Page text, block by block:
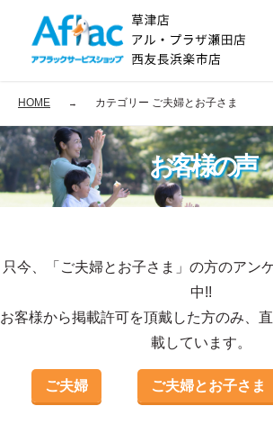
HOME カテゴリー ご夫婦とお子さま
お客様の声
只今、「ご夫婦とお子さま」の方のアン
中!!
お客様から掲載許可を頂戴した方のみ、
載しています。
ご夫婦 ご夫婦とお子さま